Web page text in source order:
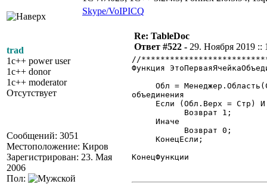
Skype/VoIPICQ
trad
1c++ power user
1c++ donor
1c++ moderator
Отсутствует
Сообщений: 3051
Местоположение: Киров
Зарегистрирован: 23. Мая
2006
Пол:
Re: TableDoc
Ответ #522 - 29. Ноября 2019 ::
//
Функция
Обл =
объединения
Если (Обл.Верх = Стр) И
Возврат 1;
Иначе
Возврат 0;
КонецЕсли;
КонецФункции